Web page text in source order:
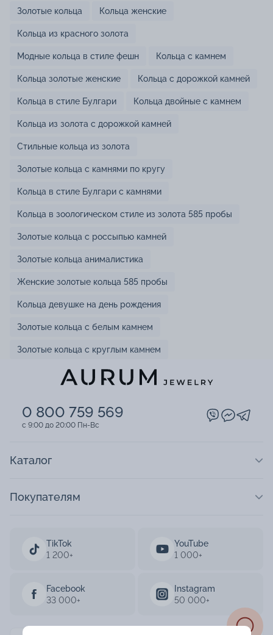
Золотые кольца Кольца женские
Кольца из красного золота
Модные кольца в стиле фешн Кольца с камнем
Кольца золотые женские Кольца с дорожкой камней
Кольца в стиле Булгари Кольца двойные с камнем
Кольца из золота с дорожкой камней
Стильные кольца из золота
Золотые кольца с камнями по кругу
Кольца в стиле Булгари с камнями
Кольца в зоологическом стиле из золота 585 пробы
Золотые кольца с россыпью камней
Золотые кольца анималистика
Женские золотые кольца 585 пробы
Кольца девушке на день рождения
Золотые кольца с белым камнем
Золотые кольца с круглым камнем
0 800 759 569
c 9:00 до 20:00 Пн-Вс
TikTok
1 200+
YouTube
1 000+
Facebook
33 000+
Instagram
50 000+
Каталог
Покупателям